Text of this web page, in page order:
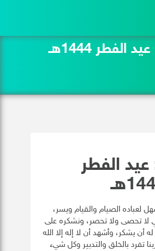
الفطر 1444هـ
الفطر
لعباده الصيام والقيام ويسر،
لا تحصى ولا تحصر، ونشكره على
يشكر، وأشهد أن لا إله إلا الله
تفرد بالخلق والتدبير وكل شيء